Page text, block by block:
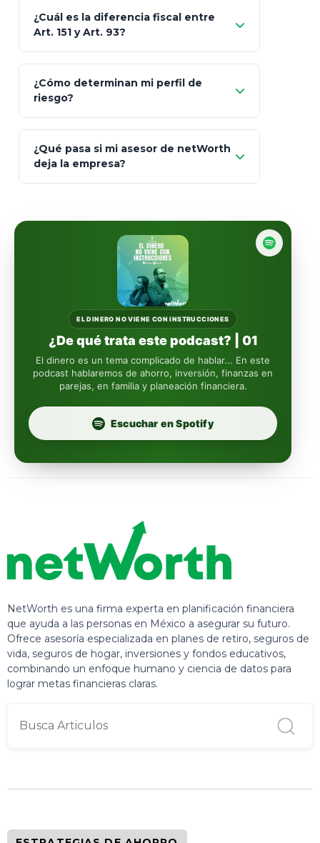
NetWorth es una firma experta en planificación financiera
que ayuda a las personas en México a asegurar su futuro.
Ofrece asesoría especializada en planes de retiro, seguros de
vida, seguros de hogar, inversiones y fondos educativos,
combinando un enfoque humano y ciencia de datos para
lograr metas financieras claras.
MetLife (MetaLife)
Prudential
Fintual
Principal
Sura
Insignia Life
Profuturo
¿Cuál es la diferencia fiscal entre
Art. 151 y Art. 93?
Art.
93
totalmente
libres de impuestos
¿Cómo determinan mi perfil de
riesgo?
¿Qué pasa si mi asesor de netWorth
deja la empresa?
automáticamente
EL DINERO NO VIENE CON INSTRUCCIONES
¿De qué trata este podcast? | 01
El dinero es un tema complicado de hablar... En este
podcast hablaremos de ahorro, inversión, finanzas en
parejas, en familia y planeación financiera.
Escuchar en Spotify